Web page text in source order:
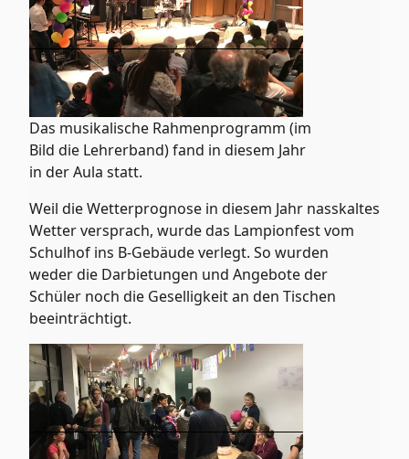
Das musikalische Rahmenprogramm (im
Bild die Lehrerband) fand in diesem Jahr
in der Aula statt.
Weil die Wetterprognose in diesem Jahr nasskaltes
Wetter versprach, wurde das Lampionfest vom
Schulhof ins B-Gebäude verlegt. So wurden
weder die Darbietungen und Angebote der
Schüler noch die Geselligkeit an den Tischen
beeinträchtigt.